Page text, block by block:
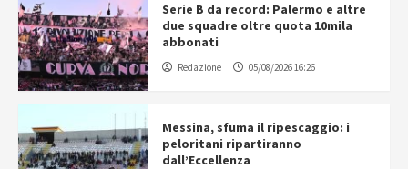
Serie B da record: Palermo e altre
due squadre oltre quota 10mila
abbonati
Redazione 05/08/2026 16:26
Messina, sfuma il ripescaggio: i
peloritani ripartiranno
dall’Eccellenza